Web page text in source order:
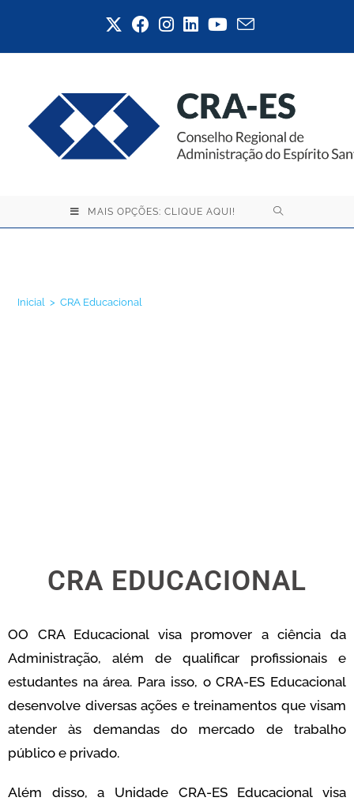
MAIS OPÇÕES: CLIQUE AQUI!
Inicial > CRA Educacional
CRA EDUCACIONAL
OO CRA Educacional visa promover a ciência da
Administração, além de qualificar profissionais e
estudantes na área. Para isso, o CRA-ES Educacional
desenvolve diversas ações e treinamentos que visam
atender às demandas do mercado de trabalho
público e privado.
Além disso, a Unidade CRA-ES Educacional visa